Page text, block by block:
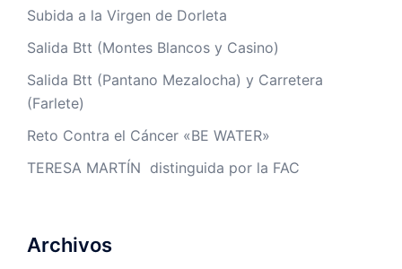
Subida a la Virgen de Dorleta
Salida Btt (Montes Blancos y Casino)
Salida Btt (Pantano Mezalocha) y Carretera
(Farlete)
Reto Contra el Cáncer «BE WATER»
TERESA MARTÍN distinguida por la FAC
Archivos